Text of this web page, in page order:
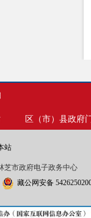
区（市）县政府
站
市政府电子政务中心
藏公网安备